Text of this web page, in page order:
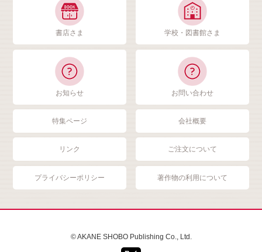
書店さま 学校・図書館さま
お知らせ お問い合わせ
特集ページ 会社概要
リンク ご注文について
プライバシーポリシー 著作物の利用について
© AKANE SHOBO Publishing Co., Ltd.